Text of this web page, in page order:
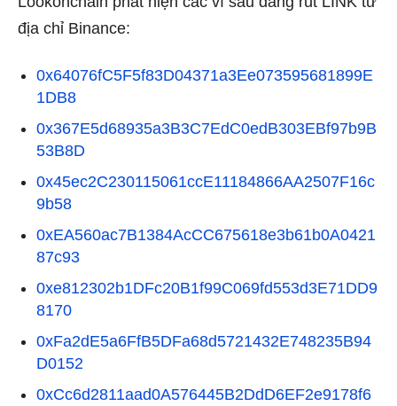
địa chỉ Binance:
0x64076fC5F5f83D04371a3Ee073595681899E
1DB8
0x367E5d68935a3B3C7EdC0edB303EBf97b9B
53B8D
0x45ec2C230115061ccE11184866AA2507F16c
9b58
0xEA560ac7B1384AcCC675618e3b61b0A0421
87c93
0xe812302b1DFc20B1f99C069fd553d3E71DD9
8170
0xFa2dE5a6FfB5DFa68d5721432E748235B94
D0152
0xCc6d2811aad0A576445B2DdD6EF2e9178f6